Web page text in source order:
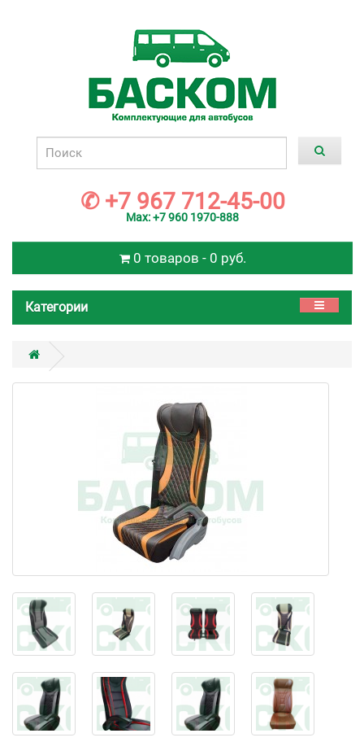
✆ +7 967 712-45-00
Max: +7 960 1970-888
0 товаров - 0 руб.
Категории
Выберете схему салона
14 мест
16 мест, закрытый задний ряд
17 мест